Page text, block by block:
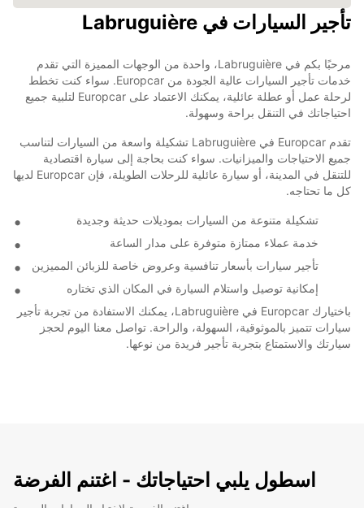
تأجير السيارات في Labruguière
مرحبًا بكم في Labruguière، واحدة من الوجهات المميزة التي تقدم
خدمات تأجير السيارات عالية الجودة من Europcar. سواء كنت تخطط
لرحلة عمل أو عطلة عائلية، يمكنك الاعتماد على Europcar لتلبية جميع
احتياجاتك في التنقل براحة وسهولة.
تقدم Europcar في Labruguière تشكيلة واسعة من السيارات لتناسب
جميع الاحتياجات والميزانيات. سواء كنت بحاجة إلى سيارة اقتصادية
للتنقل في المدينة، أو سيارة عائلية للرحلات الطويلة، فإن Europcar لديها
كل ما تحتاجه.
تشكيلة متنوعة من السيارات بموديلات حديثة وجديدة
خدمة عملاء ممتازة متوفرة على مدار الساعة
تأجير سيارات بأسعار تنافسية وعروض خاصة للزبائن المميزين
إمكانية توصيل واستلام السيارة في المكان الذي تختاره
باختيارك Europcar في Labruguière، يمكنك الاستفادة من تجربة تأجير
سيارات تتميز بالموثوقية، السهولة، والراحة. تواصل معنا اليوم لحجز
سيارتك والاستمتاع بتجربة تأجير فريدة من نوعها.
اسطول يلبي احتياجاتك - اغتنم الفرضة